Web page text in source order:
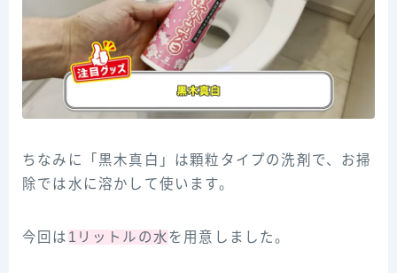
ちなみに「黒木真白」は顆粒タイプの洗剤で、お掃
除では水に溶かして使います。
今回は 1リットルの水 を用意しました。